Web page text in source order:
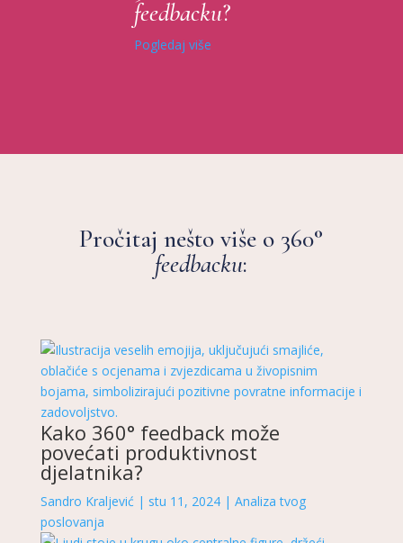
feedbacku?
Pogledaj više
Pročitaj nešto više o 360°
feedbacku:
Kako 360° feedback može
povećati produktivnost
djelatnika?
Sandro Kraljević | stu 11, 2024 | Analiza tvog
poslovanja